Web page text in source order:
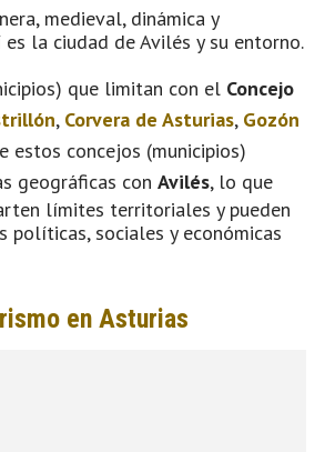
medieval, dinámica y
la ciudad de Avilés y su entorno.
que limitan con el Concejo
, Corvera de Asturias, Gozón
estos concejos (municipios)
geográficas con Avilés, lo que
límites territoriales y pueden
políticas, sociales y económicas